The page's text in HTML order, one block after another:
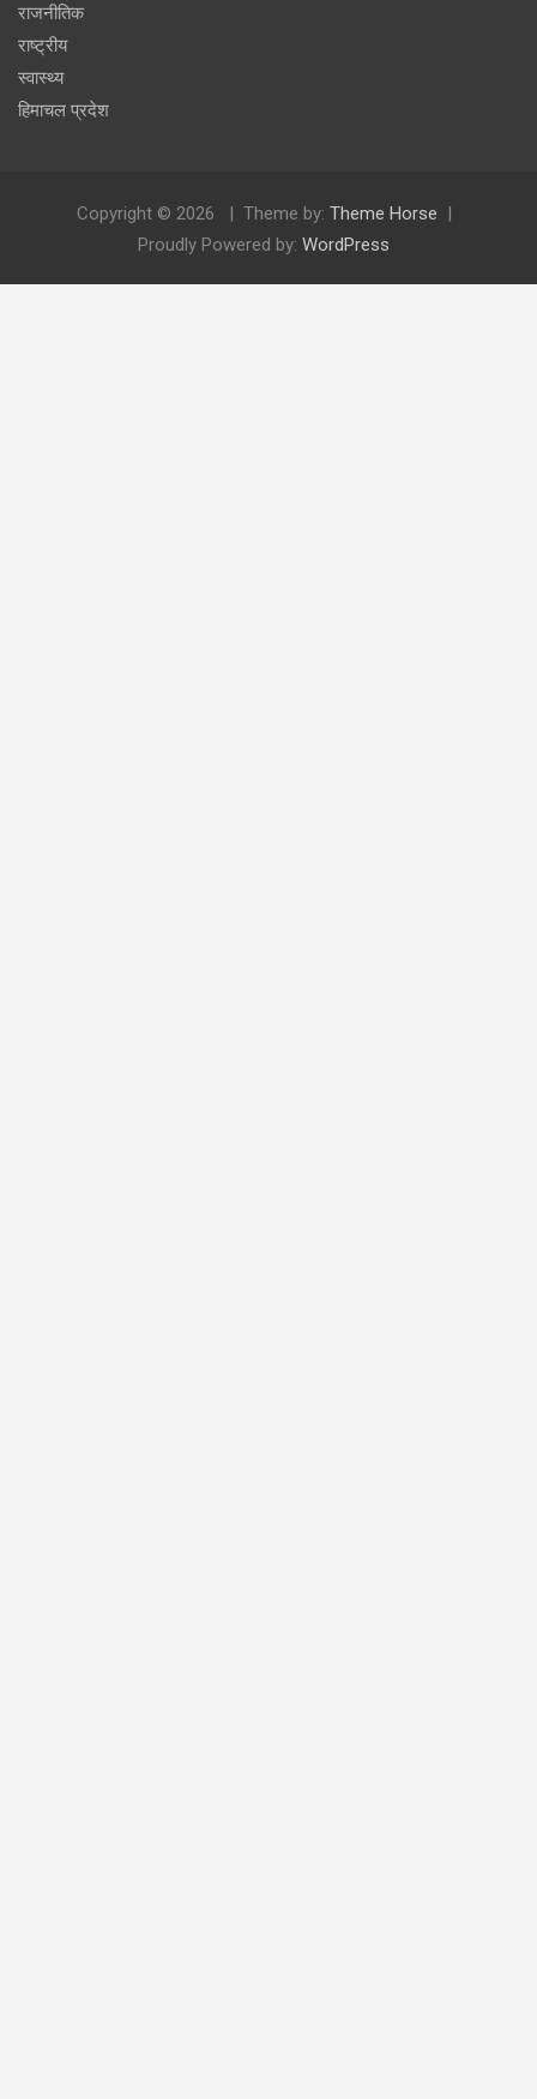
राजनीतिक
राष्ट्रीय
स्वास्थ्य
हिमाचल प्रदेश
Copyright © 2026 Theme by: Theme Horse
Proudly Powered by: WordPress